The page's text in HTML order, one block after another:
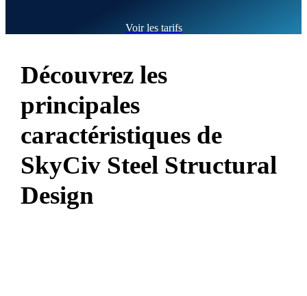
Voir les tarifs
Découvrez les
principales
caractéristiques de
SkyCiv Steel Structural
Design